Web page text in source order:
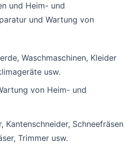
und Heim- und
und Wartung von
Waschmaschinen, Kleider
usw.
von Heim- und
Kantenschneider, Schneefräsen
Trimmer usw.